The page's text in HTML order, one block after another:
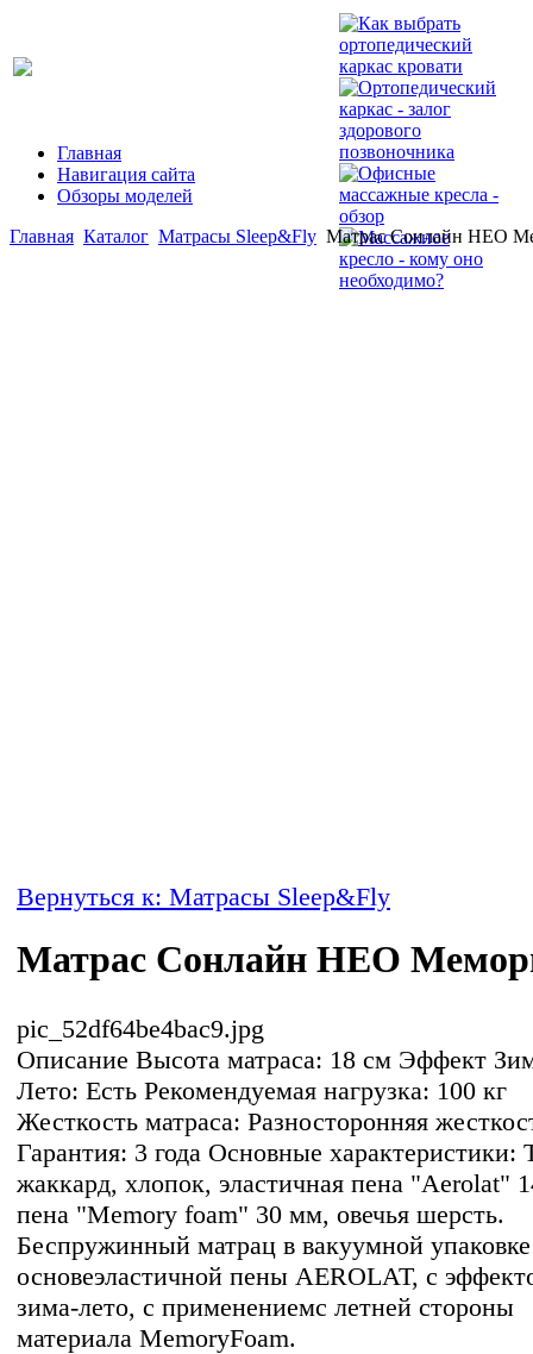
Главная
Навигация сайта
Обзоры моделей
Главная Каталог Матрасы Sleep&Fly Матрас Сонлайн НЕО
Вернуться к: Матрасы Sleep&Fly
Матрас Сонлайн НЕО
pic_52df64be4bac9.jpg
Описание Высота матраса: 18 см Эффект
Лето: Есть Рекомендуемая нагрузка: 100 кг
Жесткость матраса: Разносторонняя
Гарантия: 3 года Основные характеристики:
жаккард, хлопок, эластичная пена "Aerolat"
пена "Memory foam" 30 мм, овечья шерсть.
Беспружинный матрац в вакуумной
основеэластичной пены AEROLAT, с
зима-лето, с применениемс летней стороны
материала MemoryFoam.